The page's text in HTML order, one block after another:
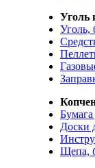
Уголь
Уголь,
Доски
Щепа,